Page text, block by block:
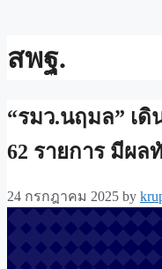
สพฐ.
“รมว.นฤมล” เดิ
62 รายการ มีผ
24 กรกฎาคม 2025 by